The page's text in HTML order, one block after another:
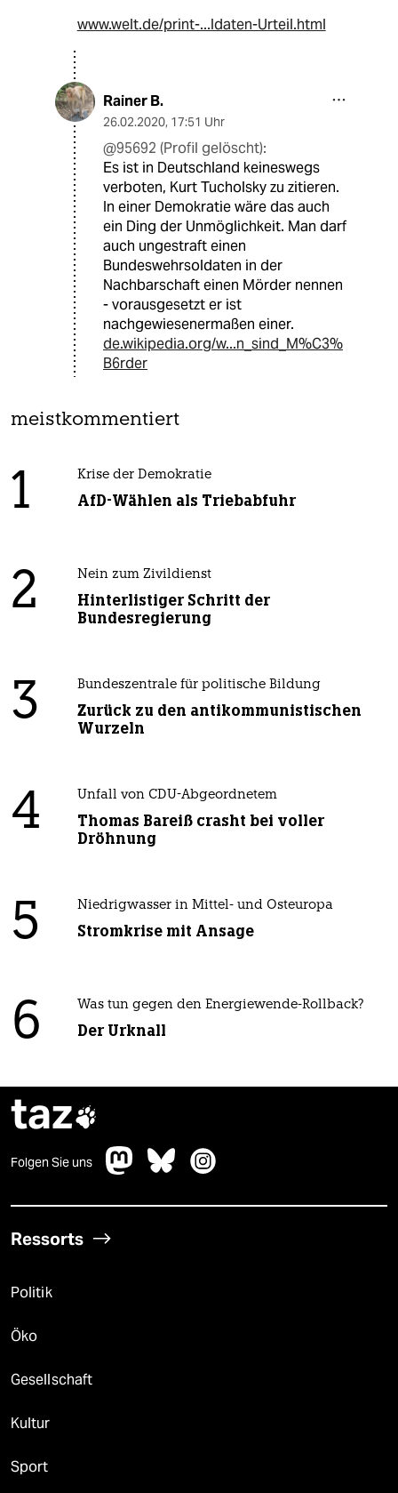
www.welt.de/print-...ldaten-Urteil.html
Rainer B.
26.02.2020, 17:51 Uhr
@95692 (Profil gelöscht):
Es ist in Deutschland keineswegs
verboten, Kurt Tucholsky zu zitieren.
In einer Demokratie wäre das auch
ein Ding der Unmöglichkeit. Man darf
auch ungestraft einen
Bundeswehrsoldaten in der
Nachbarschaft einen Mörder nennen
- vorausgesetzt er ist
nachgewiesenermaßen einer.
de.wikipedia.org/w...n_sind_M%C3%
B6rder
meistkommentiert
1 Krise der Demokratie
AfD-Wählen als Triebabfuhr
2 Nein zum Zivildienst
Hinterlistiger Schritt der
Bundesregierung
3 Bundeszentrale für politische Bildung
Zurück zu den antikommunistischen
Wurzeln
4 Unfall von CDU-Abgeordnetem
Thomas Bareiß crasht bei voller
Dröhnung
5 Niedrigwasser in Mittel- und Osteuropa
Stromkrise mit Ansage
6 Was tun gegen den Energiewende-Rollback?
Der Urknall
taz
Folgen Sie uns
Ressorts
Politik
Öko
Gesellschaft
Kultur
Sport